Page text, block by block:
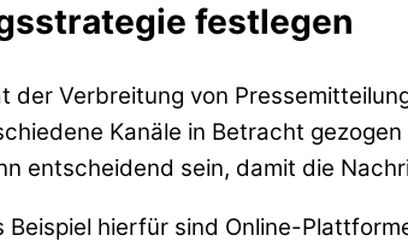
festlegen
der Verbreitung von
Kanäle in Betracht
entscheidend sein, damit die
Beispiel hierfür sind Online-